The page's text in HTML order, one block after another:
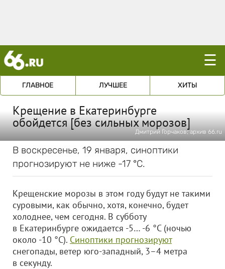
☰
ГЛАВНОЕ ЛУЧШЕЕ ХИТЫ
Крещение в Екатеринбурге
обойдется [без сильных морозов]
Дмитрий Горчаков; архив 66.ru
В воскресенье, 19 января, синоптики
прогнозируют не ниже -17 °С.
Крещенские морозы в этом году будут не такими
суровыми, как обычно, хотя, конечно, будет
холоднее, чем сегодня. В субботу
в Екатеринбурге ожидается -5… -6 °С (ночью
около -10 °С). Синоптики прогнозируют
снегопады, ветер юго-западный, 3–4 метра
в секунду.